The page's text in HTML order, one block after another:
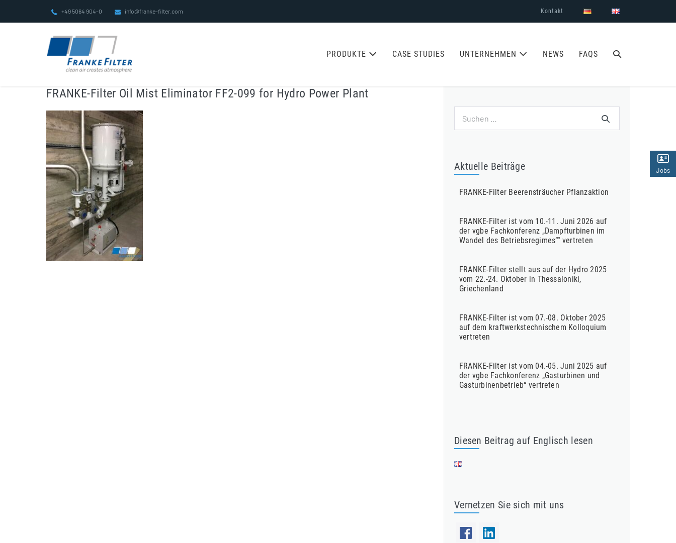
+49 5064 904-0 info@franke-filter.com Kontakt
PRODUKTE CASE STUDIES UNTERNEHMEN NEWS FAQS
SUCHE-
FRANKE-Filter Oil Mist Eliminator FF2-099 for Hydro Power Plant
nach:
Aktuelle Beiträge
FRANKE-Filter Beerensträucher Pflanzaktion
FRANKE-Filter ist vom 10.-11. Juni 2026 auf
der vgbe Fachkonferenz „Dampfturbinen im
Wandel des Betriebsregimes““ vertreten
FRANKE-Filter stellt aus auf der Hydro 2025
vom 22.-24. Oktober in Thessaloniki,
Griechenland
FRANKE-Filter ist vom 07.-08. Oktober 2025
auf dem kraftwerkstechnischem Kolloquium
vertreten
FRANKE-Filter ist vom 04.-05. Juni 2025 auf
der vgbe Fachkonferenz „Gasturbinen und
Gasturbinenbetrieb“ vertreten
Diesen Beitrag auf Englisch lesen
Vernetzen Sie sich mit uns
Jobs